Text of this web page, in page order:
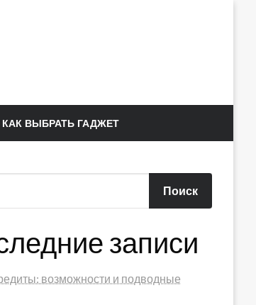
КАК ВЫБРАТЬ ГАДЖЕТ
Поиск
записи
возможности и подводные